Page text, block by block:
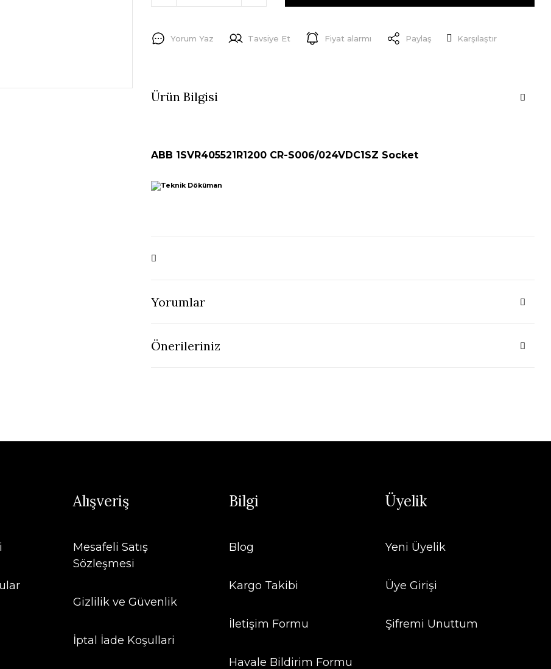
Yorum Yaz Tavsiye Et Fiyat alarmı Paylaş Karşılaştır
Ürün Bilgisi
ABB 1SVR405521R1200 CR-S006/024VDC1SZ Socket
Yorumlar
Önerileriniz
Alışveriş
Mesafeli Satış
Sözleşmesi
Gizlilik ve Güvenlik
İptal İade Koşullari
Bilgi
Blog
Kargo Takibi
İletişim Formu
Havale Bildirim Formu
Üyelik
Yeni Üyelik
Üye Girişi
Şifremi Unuttum